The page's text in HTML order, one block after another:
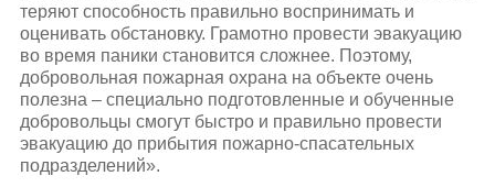
теряют способность правильно воспринимать и
оценивать обстановку. Грамотно провести эвакуацию
во время паники становится сложнее. Поэтому,
добровольная пожарная охрана на объекте очень
полезна – специально подготовленные и обученные
добровольцы смогут быстро и правильно провести
эвакуацию до прибытия пожарно-спасательных
подразделений».